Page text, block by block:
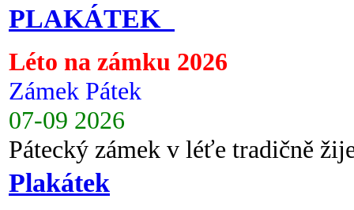
PLAKÁTEK
Léto na zámku 2026
Zámek Pátek
07-09 2026
Pátecký zámek v léťe tradičně
Plakátek